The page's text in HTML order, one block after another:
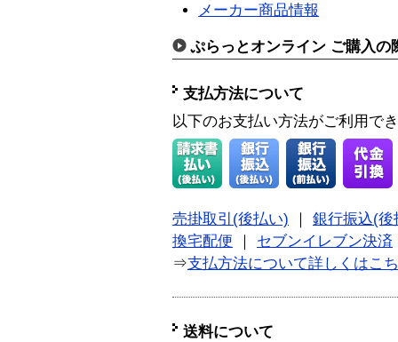
メーカー商品情報
ぷらっとオンライン ご購入の
支払方法について
以下のお支払い方法がご利用で
売掛取引(後払い)
銀行振込(後
換宅配便
セブンイレブン決済
⇒支払方法について詳しくはこ
送料について